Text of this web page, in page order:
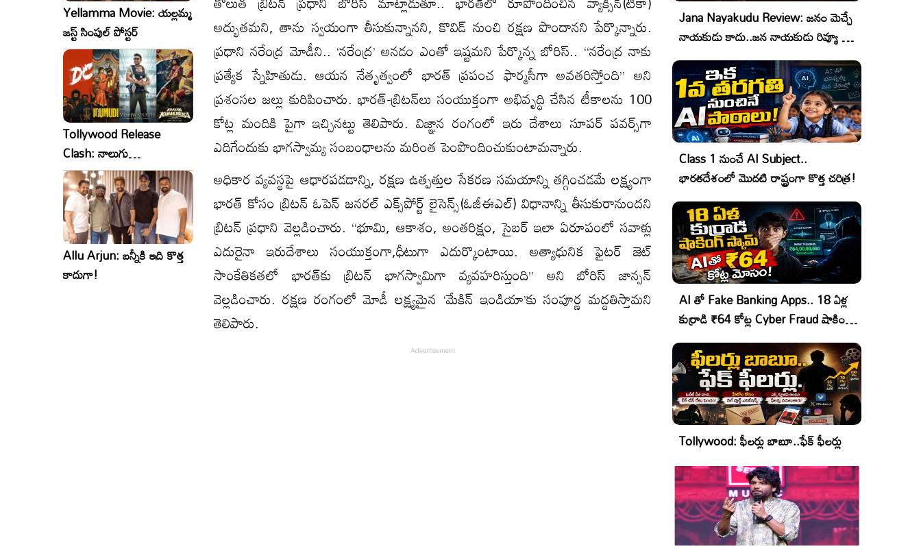
Yellamma Movie: యల్లమ్మ
జస్ట్ సింపుల్ పోస్టర్
Tollywood Release
Clash: నాలుగు
సినిమాలు..ఒకేసారి..ఎందుకో?
Allu Arjun: బన్నీకి ఇది కొత్త
కాదుగా!
అద్భుతమని, తాను స్వయంగా తీసుకున్నానని, కొవిడ్‌ నుంచి రక్షణ పొందానని పేర్కొన్నారు.
ప్రధాని నరేంద్ర మోడీని.. ‘నరేంద్ర’ అనడం ఎంతో ఇష్టమని పేర్కొన్న బోరిస్‌.. ‘‘నరేంద్ర నాకు
ప్రత్యేక స్నేహితుడు. ఆయన నేతృత్వంలో భారత్‌ ప్రపంచ ఫార్మసీగా అవతరిస్తోంది’’ అని
ప్రశంసల జల్లు కురిపించారు. భారత్‌-బ్రిటన్‌లు సంయుక్తంగా అభివృద్ధి చేసిన టీకాలను 100
కోట్ల మందికి పైగా ఇచ్చినట్టు తెలిపారు. విజ్ఞాన రంగంలో ఇరు దేశాలు సూపర్‌ పవర్స్‌గా
ఎదిగేందుకు భాగస్వామ్య సంబంధాలను మరింత పెంపొందించుకుంటామన్నారు.
అధికార వ్యవస్థపై ఆధారపడడాన్ని, రక్షణ ఉత్పత్తుల సేకరణ సమయాన్ని తగ్గించడమే లక్ష్యంగా
భారత్‌ కోసం బ్రిటన్‌ ఓపెన్‌ జనరల్‌ ఎక్స్‌పోర్ట్‌ లైసెన్స్‌(ఓజీఈఎల్‌) విధానాన్ని తీసుకురానుందని
బ్రిటన్‌ ప్రధాని వెల్లడించారు. ‘‘భూమి, ఆకాశం, అంతరిక్షం, సైబర్‌ ఇలా ఏరూపంలో సవాళ్లు
ఎదురైనా ఇరుదేశాలు సంయుక్తంగా,ధీటుగా ఎదుర్కొంటాయి. అత్యాధునిక ఫైటర్‌ జెట్‌
సాంకేతికతలో భారత్‌కు బ్రిటన్‌ భాగస్వామిగా వ్యవహరిస్తుంది’’ అని బోరిస్‌ జాన్సన్‌
వెల్లడించారు. రక్షణ రంగంలో మోడీ లక్ష్యమైన ‘మేకిన్‌ ఇండియా’కు సంపూర్ణ మద్దతిస్తామని
తెలిపారు.
Jana Nayakudu Review: జనం మెచ్చే
నాయకుడు కాదు..జన నాయకుడు రివ్యూ &
రేటింగ్!
Class 1 నుంచే AI Subject..
భారతదేశంలో మొదటి రాష్ట్రంగా కొత్త చరిత్ర!
AI తో Fake Banking Apps.. 18 ఏళ్ల
కుర్రాడి ₹64 కోట్ల Cyber Fraud షాకింగ్
ఆపరేషన్!
Tollywood: ఫీలర్లు బాబూ..ఫేక్ ఫీలర్లు